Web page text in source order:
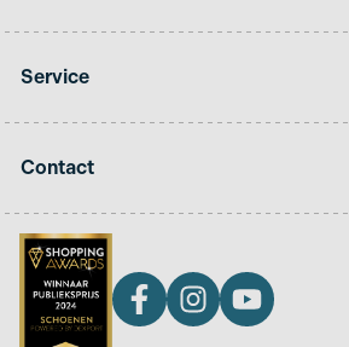
Service
Contact